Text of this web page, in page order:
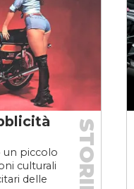
un piccolo
culturali
delle
STORIE